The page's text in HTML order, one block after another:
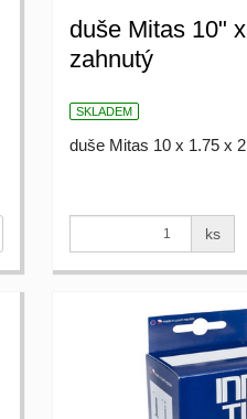
duše Mitas 10"
zahnutý
SKLADEM
duše Mitas 10 x 1.75 x
ks